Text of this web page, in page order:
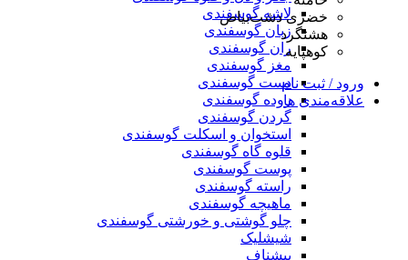
لاشه گوسفندی
زبان گوسفندی
ران گوسفندی
مغز گوسفندی
دست گوسفندی
روده گوسفندی
گردن گوسفندی
استخوان و اسکلت گوسفندی
قلوه گاه گوسفندی
پوست گوسفندی
راسته گوسفندی
ماهیچه گوسفندی
چلو گوشتی و خورشتی گوسفندی
شیشلیک
پیشناف
خضری دشت‌بیاض
هشتگرد
کوهپایه
ورود / ثبت نام
علاقه‌مندی ها